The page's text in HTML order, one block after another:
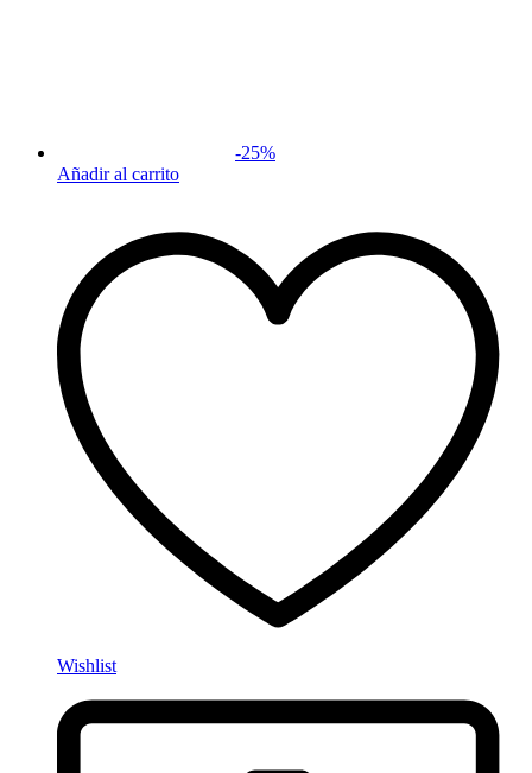
-25%
Añadir al carrito
Wishlist